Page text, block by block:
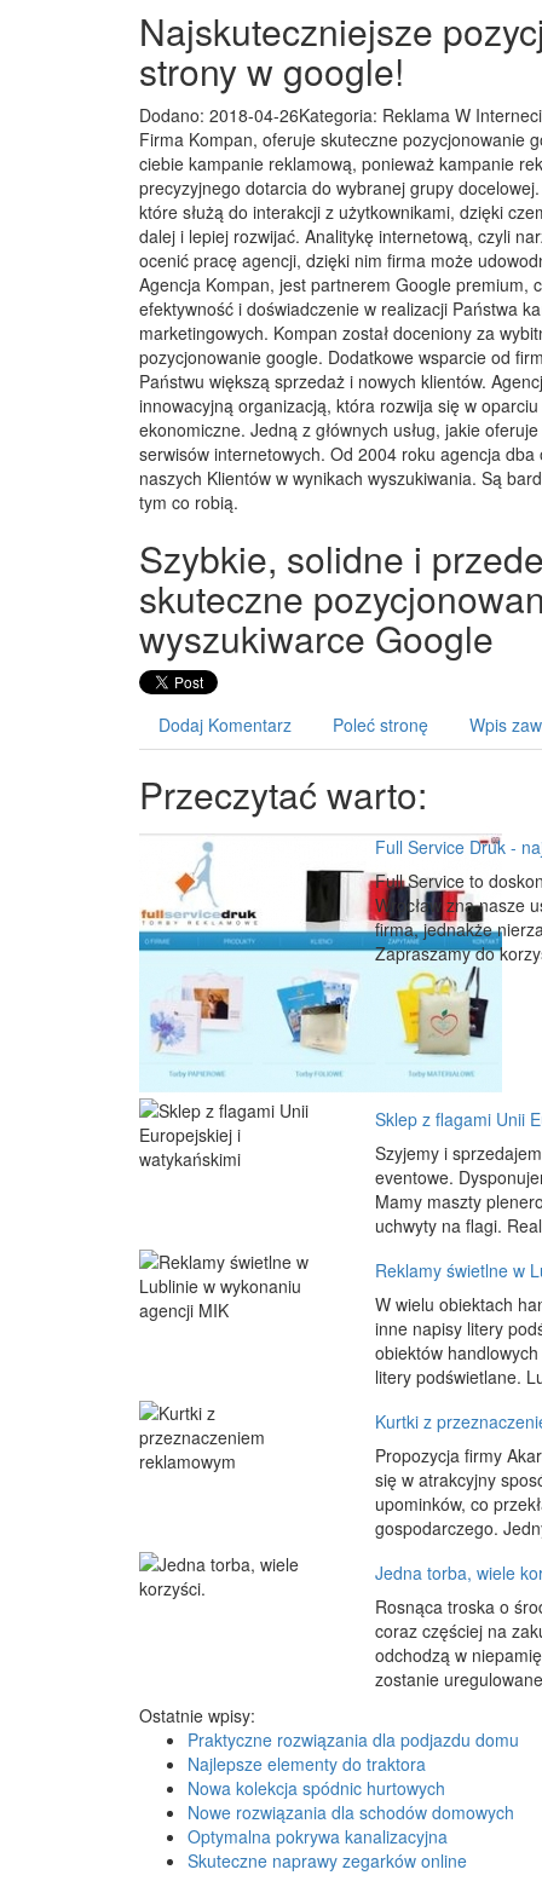
Najskuteczniejsze
strony w google!
Dodano: 2018-04-26Kategoria: Reklama W
Firma Kompan, oferuje skuteczne pozycjonowanie
ciebie kampanie reklamową, ponieważ kampanie
precyzyjnego dotarcia do wybranej grupy
które służą do interakcji z użytkownikami, dzięki
dalej i lepiej rozwijać. Analitykę internetową, czyli
ocenić pracę agencji, dzięki nim firma może
Agencja Kompan, jest partnerem Google premium,
efektywność i doświadczenie w realizacji Państwa
marketingowych. Kompan został doceniony za
pozycjonowanie google. Dodatkowe wsparcie od
Państwu większą sprzedaż i nowych klientów.
innowacyjną organizacją, która rozwija się w
ekonomiczne. Jedną z głównych usług, jakie
serwisów internetowych. Od 2004 roku agencja dba
naszych Klientów w wynikach wyszukiwania. Są
tym co robią.
Szybkie, solidne i
skuteczne
wyszukiwarce Google
Dodaj Komentarz Poleć stronę Wpis
Przeczytać warto:
Full Service Druk -
Full Service to
Wrocław zna nasze
firma, jednakże
Zapraszamy do
Sklep z flagami Unii
Szyjemy i
eventowe.
Mamy maszty
uchwyty na flagi.
Reklamy świetlne w
W wielu obiektach
inne napisy litery
obiektów
litery podświetlane.
Kurtki z
Propozycja firmy
się w atrakcyjny
upominków, co
gospodarczego.
Jedna torba, wiele
Rosnąca troska o
coraz częściej na
odchodzą w
zostanie
Ostatnie wpisy:
Praktyczne rozwiązania dla podjazdu domu
Najlepsze elementy do traktora
Nowa kolekcja spódnic hurtowych
Nowe rozwiązania dla schodów domowych
Optymalna pokrywa kanalizacyjna
Skuteczne naprawy zegarków online